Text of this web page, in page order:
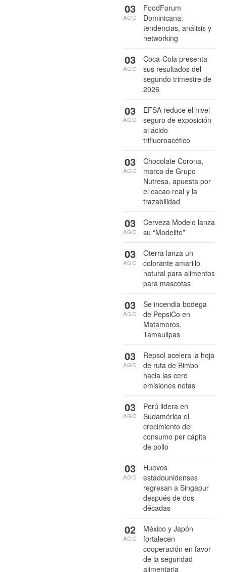
FoodForum
Dominicana:
tendencias, análisis y
networking
03
AGO
Coca-Cola presenta
sus resultados del
segundo trimestre de
2026
03
AGO
EFSA reduce el nivel
seguro de exposición
al ácido
trifluoroacético
03
AGO
Chocolate Corona,
marca de Grupo
Nutresa, apuesta por
el cacao real y la
trazabilidad
03
AGO
Cerveza Modelo lanza
su “Modelito”
03
AGO
Oterra lanza un
colorante amarillo
natural para alimentos
para mascotas
03
AGO
Se incendia bodega
de PepsiCo en
Matamoros,
Tamaulipas
03
AGO
Repsol acelera la hoja
de ruta de Bimbo
hacia las cero
emisiones netas
03
AGO
Perú lidera en
Sudamérica el
crecimiento del
consumo per cápita
de pollo
03
AGO
Huevos
estadounidenses
regresan a Singapur
después de dos
décadas
03
AGO
México y Japón
fortalecen
cooperación en favor
de la seguridad
alimentaria
02
AGO